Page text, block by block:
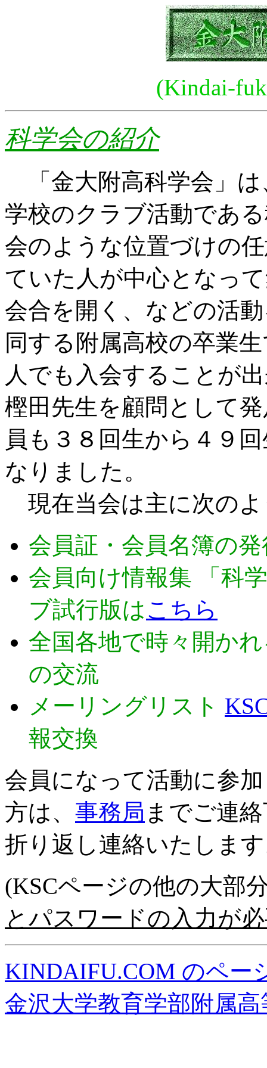
(Kindai-
科学会の紹介
「金大附高科学会」は
学校のクラブ活動であ
会のような位置づけの
ていた人が中心となっ
会合を開く、などの活
同する附属高校の卒業
人でも入会することが
樫田先生を顧問として
員も３８回生から４９
なりました。
現在当会は主に次の
会員証・会員名簿の発
会員向け情報集 「科
ブ試行版はこちら
全国各地で時々開か
の交流
メーリングリスト
報交換
会員になって活動に参
方は、 事務局 までご連
折り返し連絡いたしま
(KSCページの他の大部
とパスワードの入力が
KINDAIFU.COM のペー
金沢大学教育学部附属